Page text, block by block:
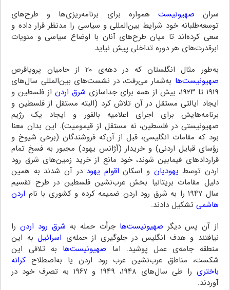
سران صهیونیست همواره برای برنامه‌ریزی‌ها و طرح‌های
توسعه‌طلبانه خود شرایط بین‌المللی و سیاسی را مدنظر قرار داده و
سعی کرده‌اند تا میان طرح‌های آنان با اوضاع سیاسی و منویات
ابرقدرت‌های هر دوره تداخلی پیش نیاید.
به‌طور مثال انگلستان که در دهه‌ی ۲۰ از حامیان پروپاقرص
صهیونیست‌ها به‌شمار می‌رفت، در نشست‌های بین‌المللی سال‌های
۱۹۱۹ تا ۱۹۲۳، بیش از همه برای جداسازی
شرق اردناز فلسطین و
ایجاد ایالتی مستقل در آن تلاش کرد (البته مستقل از فلسطین و
برنامه‌هایش برای اجرای اعلامیه بالفور و ایجاد یک رژیم
صهیونیستی در فلسطین، نه مستقل از قیمومیت). این بدان معنا
بود که مقامات انگلیسی، قبل از آن‌که فروشندگان (برخی شیوخ و
رؤسای قبایل اردنی) و خریدار (آژانس یهود) مجبور به فسخ تمام
قراردادهای فیمابین شوند، خود مانع از خرید زمین‌های شرق رود
اردن توسط یهودیان و اسکان اقوام یهود در آن شدند به همین
دلیل مقامات بریتانیا بخش عرب‌نشین فلسطین در طرح تقسیم
سال ۱۹۴۷ را به شرق رود اردن ضمیمه کرده و کشوری با نام
اردن
هاشمی تشکیل دادند.
از آن پس دیگر صهیونیست‌ها جرأت حمله به شرق رود اردنرا
نیافتند و هدف انگلیس در جلوگیری از حمله‌ی اسرائیلبه این
منطقه جامه‌ی عمل پوشید. اما صهیونیست‌ها به تلافی این
شکست، مناطق عرب‌نشین غرب رود اردن یا به‌اصطلاح کرانه
باختری
را طی سال‌های ۱۹۴۸، ۱۹۴۹ و ۱۹۶۷ به تصرف خود در
آوردند.